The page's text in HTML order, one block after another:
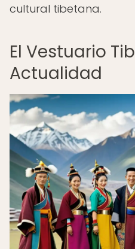
cultural tibetana.
El Vestuario
Actualidad